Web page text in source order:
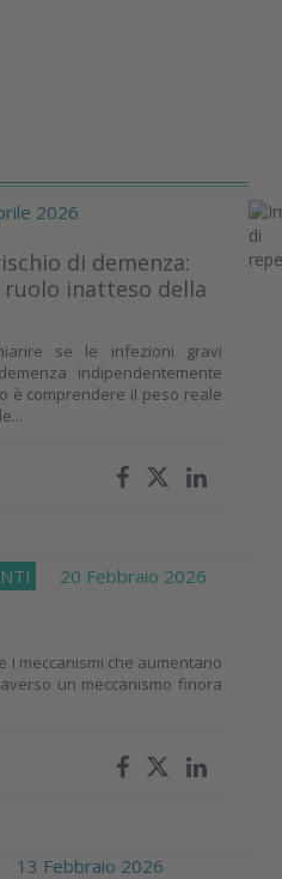
2026
di demenza:
ruolo inatteso della
se le infezioni gravi
indipendentemente
è comprendere il peso reale
20 Febbraio 2026
i meccanismi che aumentano
un meccanismo finora
13 Febbraio 2026